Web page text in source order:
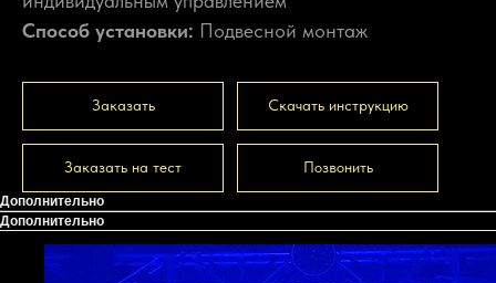
Способ установки: Подвесной монтаж
Заказать Скачать инструкцию
Заказать на тест Позвонить
Дополнительно
Дополнительно